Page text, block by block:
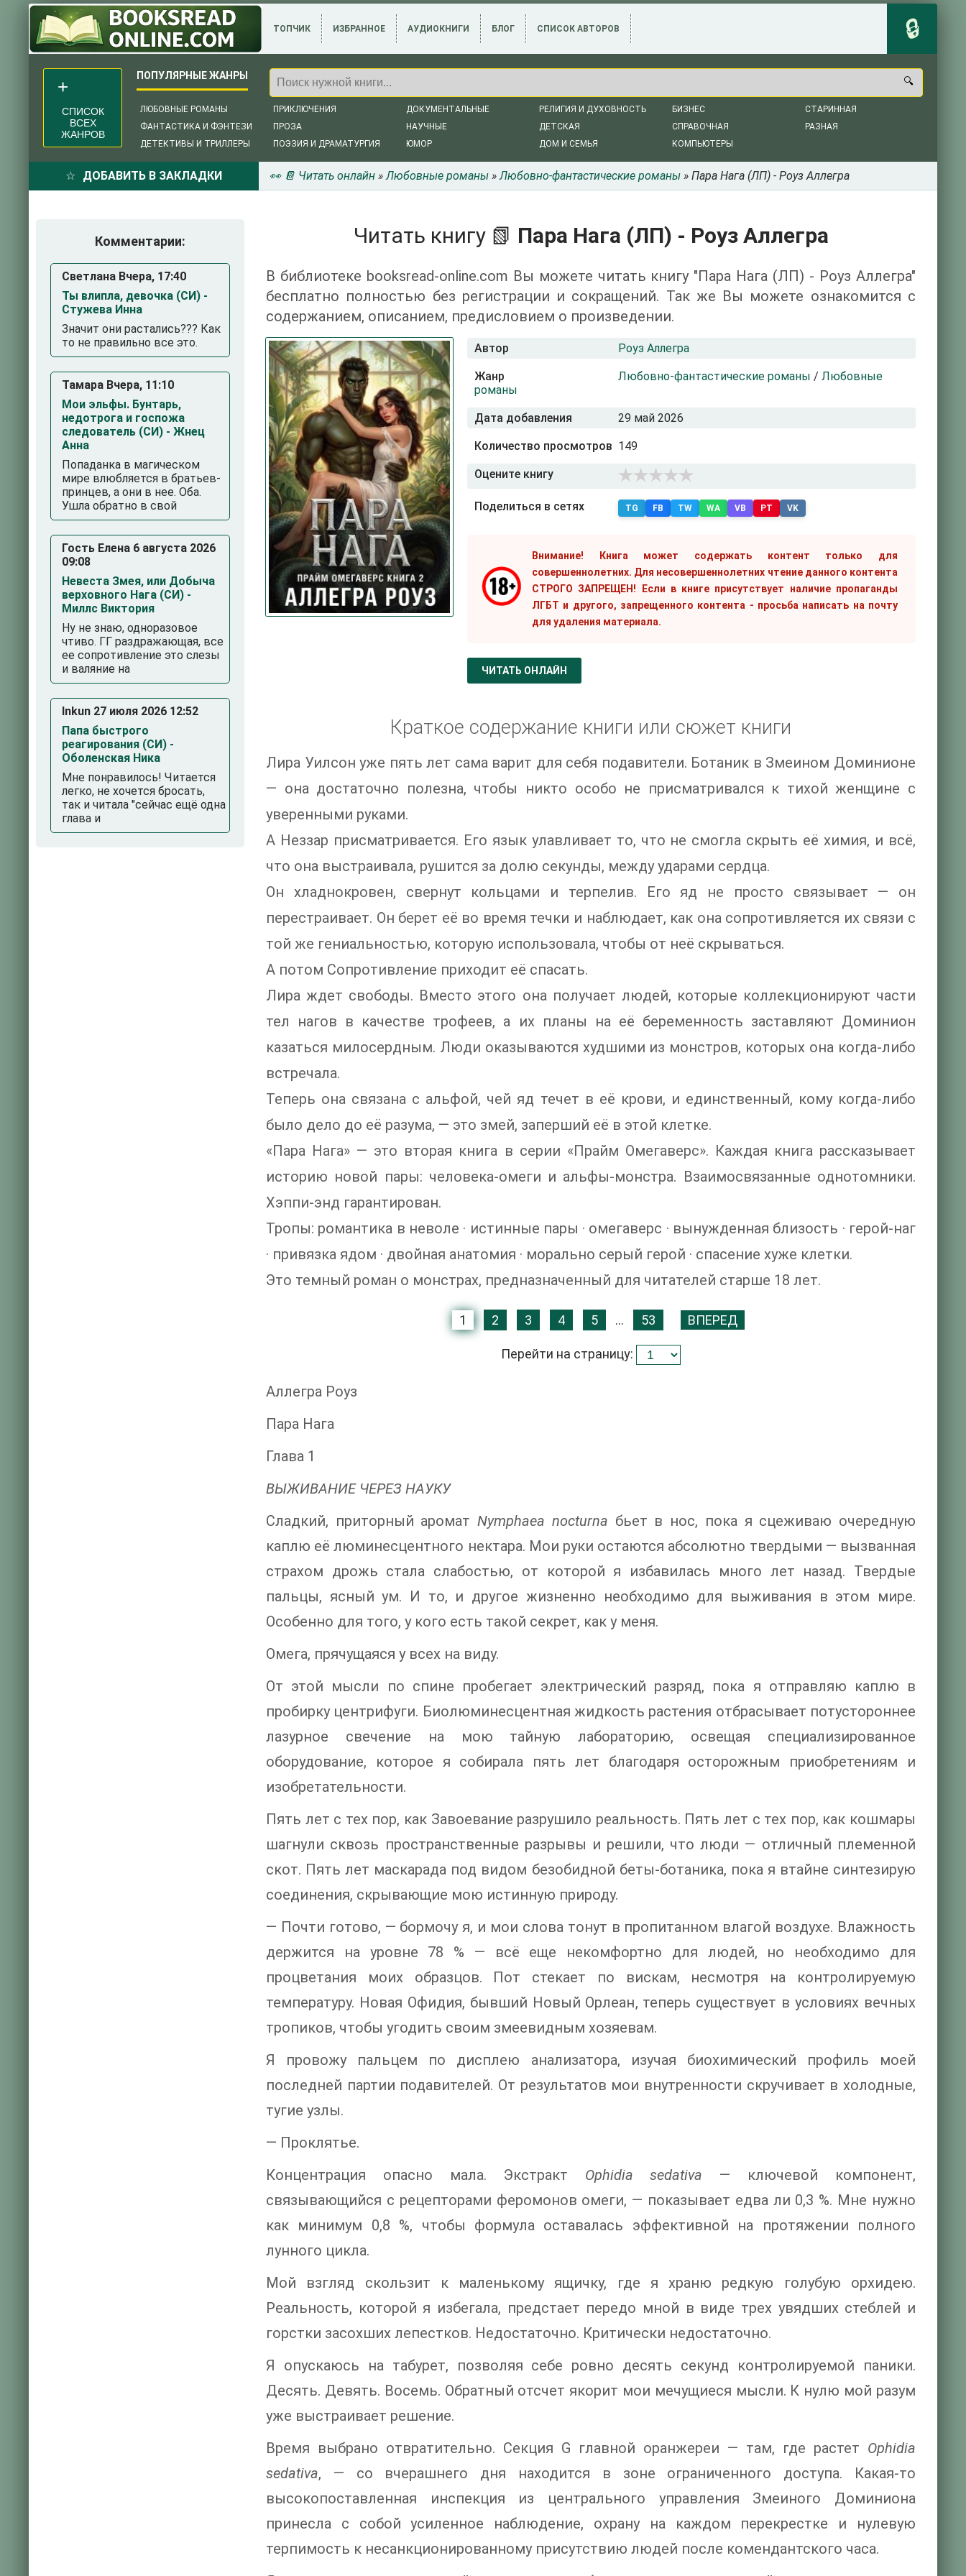
ТОПЧИК ИЗБРАННОЕ АУДИОКНИГИ БЛОГ СПИСОК АВТОРОВ
ЛЮБОВНЫЕ РОМАНЫ
ФАНТАСТИКА И ФЭНТЕЗИ
ДЕТЕКТИВЫ И ТРИЛЛЕРЫ
ПРИКЛЮЧЕНИЯ
ПРОЗА
ПОЭЗИЯ И ДРАМАТУРГИЯ
ДОКУМЕНТАЛЬНЫЕ
НАУЧНЫЕ
ЮМОР
РЕЛИГИЯ И ДУХОВНОСТЬ
ДЕТСКАЯ
ДОМ И СЕМЬЯ
БИЗНЕС
СПРАВОЧНАЯ
КОМПЬЮТЕРЫ
СТАРИННАЯ
РАЗНАЯ
СПИСОК
ВСЕХ
ЖАНРОВ
ДОБАВИТЬ В ЗАКЛАДКИ 👀 📔 Читать онлайн »Любовные романы »Любовно-фантастические романы » Пара Нага (ЛП) - Роуз Аллегра
Читать книгу 📗 Пара Нага (ЛП) - Роуз Аллегра
В библиотеке booksread-online.com Вы можете читать книгу "Пара Нага (ЛП) - Роуз Аллегра"
бесплатно полностью без регистрации и сокращений. Так же Вы можете ознакомится с
содержанием, описанием, предисловием о произведении.
Автор Роуз Аллегра
Жанр Любовно-фантастические романы / Любовные
романы
Дата добавления 29 май 2026
Количество просмотров 149
Оцените книгу
Поделиться в сетях TG FB TW WA VB PT VK
Внимание! Книга может содержать контент только для
совершеннолетних. Для несовершеннолетних чтение данного контента
СТРОГО ЗАПРЕЩЕН! Если в книге присутствует наличие пропаганды
ЛГБТ и другого, запрещенного контента - просьба написать на почту
для удаления материала.
ЧИТАТЬ ОНЛАЙН
Краткое содержание книги или сюжет книги
Лира Уилсон уже пять лет сама варит для себя подавители. Ботаник в Змеином Доминионе
— она достаточно полезна, чтобы никто особо не присматривался к тихой женщине с
уверенными руками.
А Неззар присматривается. Его язык улавливает то, что не смогла скрыть её химия, и всё,
что она выстраивала, рушится за долю секунды, между ударами сердца.
Он хладнокровен, свернут кольцами и терпелив. Его яд не просто связывает — он
перестраивает. Он берет её во время течки и наблюдает, как она сопротивляется их связи с
той же гениальностью, которую использовала, чтобы от неё скрываться.
А потом Сопротивление приходит её спасать.
Лира ждет свободы. Вместо этого она получает людей, которые коллекционируют части
тел нагов в качестве трофеев, а их планы на её беременность заставляют Доминион
казаться милосердным. Люди оказываются худшими из монстров, которых она когда-либо
встречала.
Теперь она связана с альфой, чей яд течет в её крови, и единственный, кому когда-либо
было дело до её разума, — это змей, заперший её в этой клетке.
«Пара Нага» — это вторая книга в серии «Прайм Омегаверс». Каждая книга рассказывает
историю новой пары: человека-омеги и альфы-монстра. Взаимосвязанные однотомники.
Хэппи-энд гарантирован.
Тропы: романтика в неволе · истинные пары · омегаверс · вынужденная близость · герой-наг
· привязка ядом · двойная анатомия · морально серый герой · спасение хуже клетки.
Это темный роман о монстрах, предназначенный для читателей старше 18 лет.
1 2 3 4 5 ... 53 ВПЕРЕД
Перейти на страницу:
Аллегра Роуз
Пара Нага
Глава 1
ВЫЖИВАНИЕ ЧЕРЕЗ НАУКУ
Сладкий, приторный ароматNymphaea nocturna бьет в нос, пока я сцеживаю очередную
каплю её люминесцентного нектара. Мои руки остаются абсолютно твердыми — вызванная
страхом дрожь стала слабостью, от которой я избавилась много лет назад. Твердые
пальцы, ясный ум. И то, и другое жизненно необходимо для выживания в этом мире.
Особенно для того, у кого есть такой секрет, как у меня.
Омега, прячущаяся у всех на виду.
От этой мысли по спине пробегает электрический разряд, пока я отправляю каплю в
пробирку центрифуги. Биолюминесцентная жидкость растения отбрасывает потустороннее
лазурное свечение на мою тайную лабораторию, освещая специализированное
оборудование, которое я собирала пять лет благодаря осторожным приобретениям и
изобретательности.
Пять лет с тех пор, как Завоевание разрушило реальность. Пять лет с тех пор, как кошмары
шагнули сквозь пространственные разрывы и решили, что люди — отличный племенной
скот. Пять лет маскарада под видом безобидной беты-ботаника, пока я втайне синтезирую
соединения, скрывающие мою истинную природу.
— Почти готово, — бормочу я, и мои слова тонут в пропитанном влагой воздухе. Влажность
держится на уровне 78 % — всё еще некомфортно для людей, но необходимо для
процветания моих образцов. Пот стекает по вискам, несмотря на контролируемую
температуру. Новая Офидия, бывший Новый Орлеан, теперь существует в условиях вечных
тропиков, чтобы угодить своим змеевидным хозяевам.
Я провожу пальцем по дисплею анализатора, изучая биохимический профиль моей
последней партии подавителей. От результатов мои внутренности скручивает в холодные,
тугие узлы.
— Проклятье.
Концентрация опасно мала. Экстракт Ophidia sedativa — ключевой компонент,
связывающийся с рецепторами феромонов омеги, — показывает едва ли 0,3 %. Мне нужно
как минимум 0,8 %, чтобы формула оставалась эффективной на протяжении полного
лунного цикла.
Мой взгляд скользит к маленькому ящичку, где я храню редкую голубую орхидею.
Реальность, которой я избегала, предстает передо мной в виде трех увядших стеблей и
горстки засохших лепестков. Недостаточно. Критически недостаточно.
Я опускаюсь на табурет, позволяя себе ровно десять секунд контролируемой паники.
Десять. Девять. Восемь. Обратный отсчет якорит мои мечущиеся мысли. К нулю мой разум
уже выстраивает решение.
Время выбрано отвратительно. Секция G главной оранжереи — там, где растет Ophidia
sedativa, — со вчерашнего дня находится в зоне ограниченного доступа. Какая-то
высокопоставленная инспекция из центрального управления Змеиного Доминиона
принесла с собой усиленное наблюдение, охрану на каждом перекрестке и нулевую
терпимость к несанкционированному присутствию людей после комендантского часа.
Комментарии:
Светлана Вчера, 17:40
Ты влипла, девочка (СИ) -
Стужева Инна
Значит они растались??? Как
то не правильно все это.
Тамара Вчера, 11:10
Мои эльфы. Бунтарь,
недотрога и госпожа
следователь (СИ) - Жнец
Анна
Попаданка в магическом
мире влюбляется в братьев-
принцев, а они в нее. Оба.
Ушла обратно в свой
Гость Елена 6 августа 2026
09:08
Невеста Змея, или Добыча
верховного Нага (СИ) -
Миллс Виктория
Ну не знаю, одноразовое
чтиво. ГГ раздражающая, все
ее сопротивление это слезы
и валяние на
Inkun 27 июля 2026 12:52
Папа быстрого
реагирования (СИ) -
Оболенская Ника
Мне понравилось! Читается
легко, не хочется бросать,
так и читала "сейчас ещё одна
глава и